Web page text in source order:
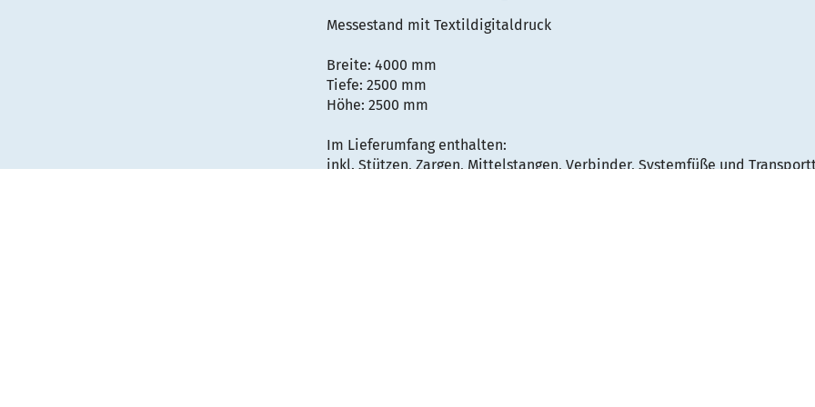
Messestand mit Textildigitaldruck
Breite: 4000 mm
Tiefe: 2500 mm
Höhe: 2500 mm
Im Lieferumfang enthalten:
inkl. Stützen, Zargen, Mittelstangen, Verbinder, Systemfüße und